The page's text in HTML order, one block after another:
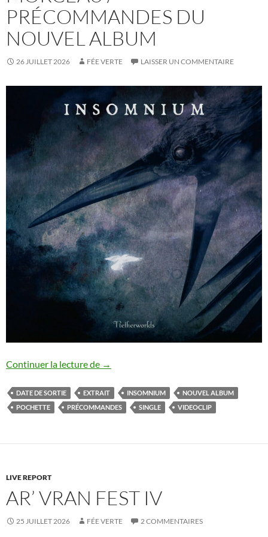
PRÉCOMMANDES DU
NOUVEL ALBUM
26 JUILLET 2026 FÉE VERTE LAISSER UN COMMENTAIRE
Continuer la lecture de Insomnium : nouveau morceau /
→
DATE DE SORTIE EXTRAIT INSOMNIUM
NOUVEL ALBUM
POCHETTE
PRÉCOMMANDES SINGLE VIDEOCLIP
LIVE REPORT
AR’ VRAN FEST IV
25 JUILLET 2026 FÉE VERTE 2 COMMENTAIRES